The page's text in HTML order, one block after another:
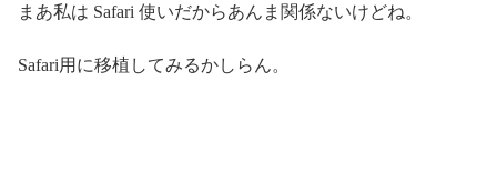
まあ私は Safari 使いだからあんま関係ないけどね。
Safari用に移植してみるかしらん。